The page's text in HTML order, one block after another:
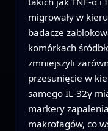
migrowały w
badacze
komórkach
zmniejszyli
przesunięcie w
samego IL‑32γ
markery
makrofagów, co